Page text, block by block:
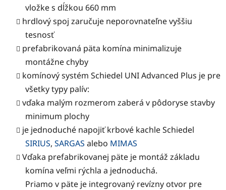
vložke s dĺžkou 660 mm
hrdlový spoj zaručuje neporovnateľne vyššiu
tesnosť
prefabrikovaná päta komína minimalizuje
montážne chyby
komínový systém Schiedel UNI Advanced Plus je pre
všetky typy palív:
vďaka malým rozmerom zaberá v pôdoryse stavby
minimum plochy
je jednoduché napojiť krbové kachle Schiedel
SIRIUS, SARGAS alebo MIMAS
Vďaka prefabrikovanej päte je montáž základu
komína veľmi rýchla a jednoduchá.
Priamo v päte je integrovaný revízny otvor pre